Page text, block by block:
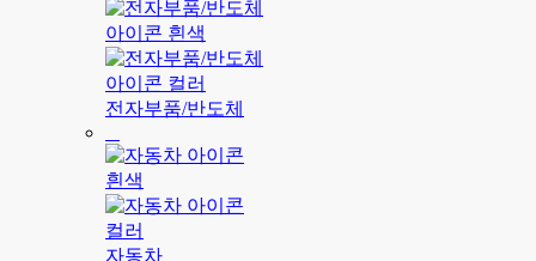
전자부품/반도체
자동차